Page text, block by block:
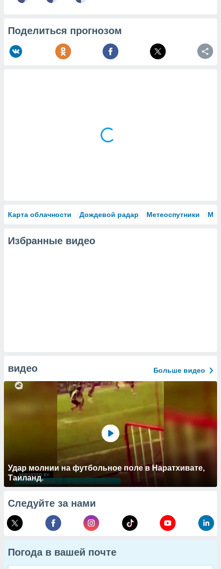
Поделиться прогнозом
Карта облачности Дождевой радар Метеоспутники
Избранные видео
видео Больше видео
Удар молнии на футбольное поле в Наратхивате,
Таиланд.
Следуйте за нами
Погода в вашей почте